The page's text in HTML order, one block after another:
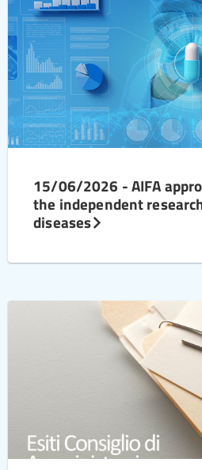
15/06/2026 - AIFA
the independent
diseases